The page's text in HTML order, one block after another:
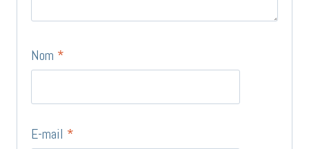
Nom *
E-mail *